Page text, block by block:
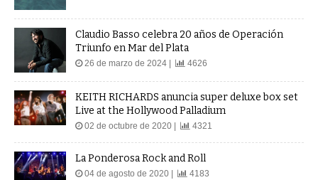
Claudio Basso celebra 20 años de Operación
Triunfo en Mar del Plata
26 de marzo de 2024 | 4626
KEITH RICHARDS anuncia super deluxe box set
Live at the Hollywood Palladium
02 de octubre de 2020 | 4321
La Ponderosa Rock and Roll
04 de agosto de 2020 | 4183